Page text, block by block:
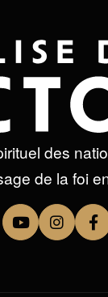
des
de la foi